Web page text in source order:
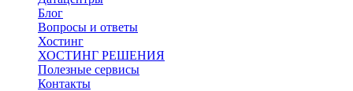
Блог
Вопросы и ответы
Хостинг
ХОСТИНГ РЕШЕНИЯ
Полезные сервисы
Контакты